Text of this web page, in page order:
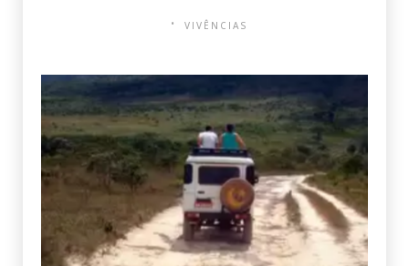
VIVÊNCIAS